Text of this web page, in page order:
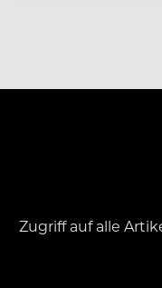
Sterne zogen
Zugriff auf alle